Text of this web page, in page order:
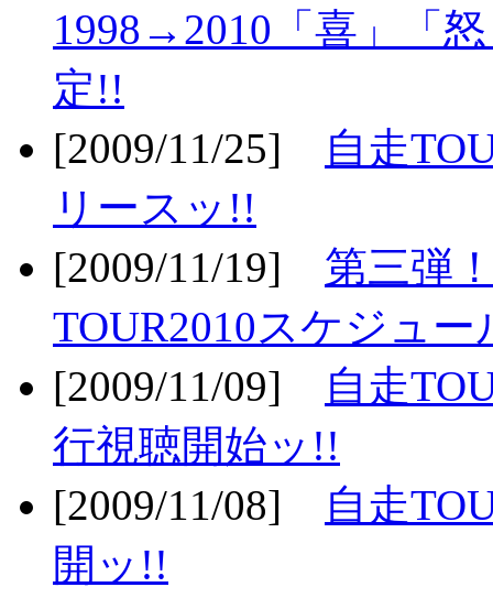
1998→2010「喜」「
定!!
[2009/11/25]
自走
リースッ!!
[2009/11/19] 第三弾
TOUR2010スケジュー
[2009/11/09]
自走
行視聴開始ッ!!
[2009/11/08]
自走
開ッ!!